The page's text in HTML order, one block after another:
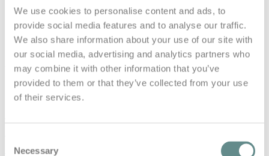
We use cookies to personalise content and ads, to
provide social media features and to analyse our traffic.
We also share information about your use of our site with
our social media, advertising and analytics partners who
may combine it with other information that you’ve
provided to them or that they’ve collected from your use
of their services.
Selection
Necessary
#86 Dein Körper vergisst nichts – Jelle Zandveld über
Heilung, Atmung & Menschlichkeit | the b.a.s.e Manchmal
sagt Jelle zu…
Read More
Comebacks, Klarheit & Zukunft im